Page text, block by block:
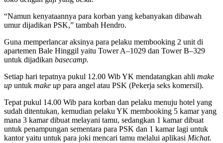
“Namun kenyataannya para korban yang kebanyakan dibawah
umur dijadikan PSK,” tambah Hendro.
Guna memperlancar aksinya para pelaku membooking 2 unit di
apartemen Bale Hinggil yaitu Tower A–1029 dan Tower B–329
untuk dijadikan basecamp.
Setiap hari tepatnya pukul 12.00 Wib YK mendatangkan ahli make
up untuk make up para angel atau PSK (Pekerja seks komersil).
Tepat pukul 14.00 Wib para korban dan pelaku menuju hotel yang
sudah ditentukan, kemudian pelaku YK membooking 5 kamar yang
mana 3 kamar dibuat melayani tamu, sedangkan 1 kamar dibuat
untuk penampungan sementara para PSK dan 1 kamar lagi untuk
kantor yaitu untuk para joki mencari tamu melalui aplikasi Michat.